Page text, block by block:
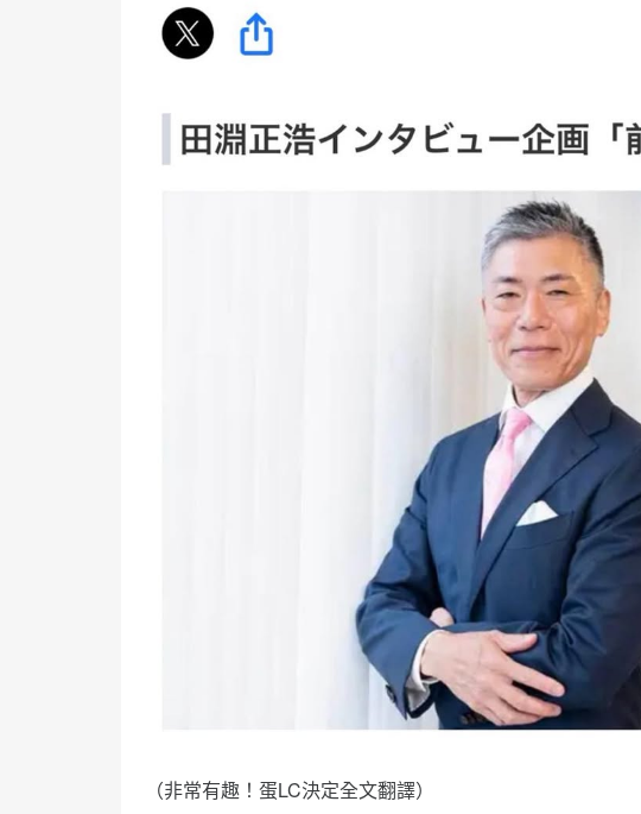
（非常有趣！蛋LC決定全文翻譯）